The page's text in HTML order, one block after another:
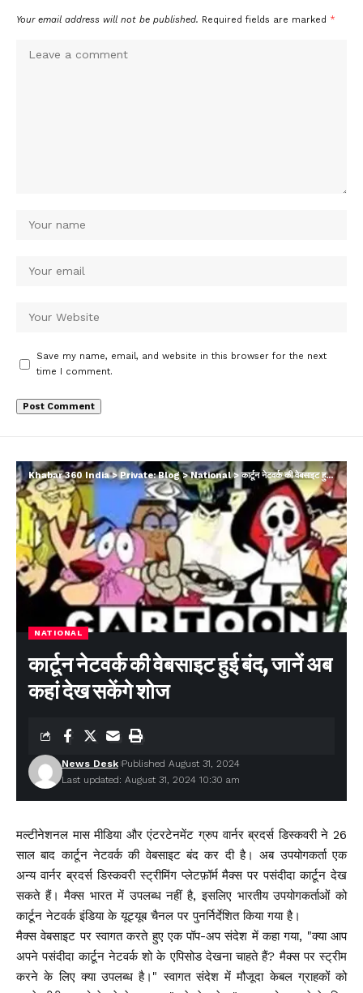
Your email address will not be published. Required fields are marked *
Save my name, email, and website in this browser for the next
time I comment.
Khabar 360 India>Private: Blog>National>कार्टून नेटवर्क की वेबसाइट हुई बंद, जानें अब कहां देख सकेंगे शोज
NATIONAL
कार्टून नेटवर्क की वेबसाइट हुई बंद, जानें अब
कहां देख सकेंगे शोज
Last updated: August 31, 2024 10:30 am
News Desk Published August 31, 2024
मल्टीनेशनल मास मीडिया और एंटरटेनमेंट ग्रुप वार्नर ब्रदर्स डिस्कवरी ने 26
साल बाद कार्टून नेटवर्क की वेबसाइट बंद कर दी है। अब उपयोगकर्ता एक
अन्य वार्नर ब्रदर्स डिस्कवरी स्ट्रीमिंग प्लेटफ़ॉर्म मैक्स पर पसंदीदा कार्टून देख
सकते हैं। मैक्स भारत में उपलब्ध नहीं है, इसलिए भारतीय उपयोगकर्ताओं को
कार्टून नेटवर्क इंडिया के यूट्यूब चैनल पर पुनर्निर्देशित किया गया है।
मैक्स वेबसाइट पर स्वागत करते हुए एक पॉप-अप संदेश में कहा गया, "क्या आप
अपने पसंदीदा कार्टून नेटवर्क शो के एपिसोड देखना चाहते हैं? मैक्स पर स्ट्रीम
करने के लिए क्या उपलब्ध है।" स्वागत संदेश में मौजूदा केबल ग्राहकों को